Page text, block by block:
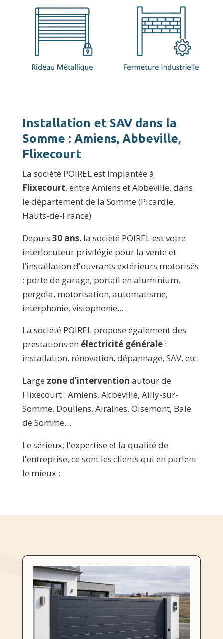
Installation et SAV dans la
Somme : Amiens, Abbeville,
Flixecourt
La société POIREL est implantée à
Flixecourt, entre Amiens et Abbeville, dans
le département de la Somme (Picardie,
Hauts-de-France)
Depuis 30 ans, la société POIREL est votre
interlocuteur privilégié pour la vente et
l’installation d'ouvrants extérieurs motorisés
: porte de garage, portail en aluminium,
pergola, motorisation, automatisme,
interphonie, visiophonie...
La société POIREL propose également des
prestations en électricité générale:
installation, rénovation, dépannage, SAV, etc.
Large zone d’intervention autour de
Flixecourt : Amiens, Abbeville, Ailly-sur-
Somme, Doullens, Airaines, Oisemont, Baie
de Somme…
Le sérieux, l'expertise et la qualité de
l'entreprise, ce sont les clients qui en parlent
le mieux :